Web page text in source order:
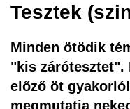
Tesztek
Minden ötödik
"kis zárótesztet".
előző öt
megmutatja